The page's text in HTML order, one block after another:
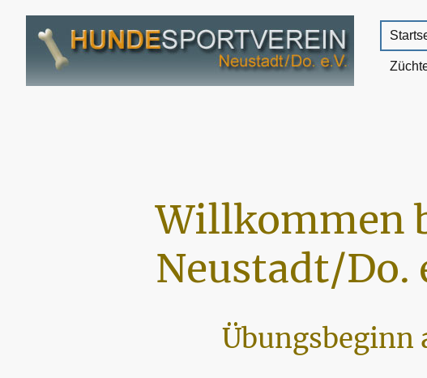
Willkommen
Neustadt/Do.
Übungsbeginn